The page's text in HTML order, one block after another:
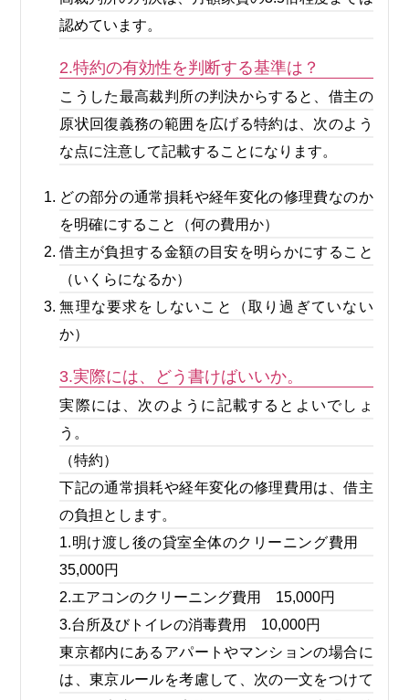
認めています。
2.特約の有効性を判断する基準は？
こうした最高裁判所の判決からすると、借主の
原状回復義務の範囲を広げる特約は、次のよう
な点に注意して記載することになります。
どの部分の通常損耗や経年変化の修理費なのか
を明確にすること（何の費用か）
借主が負担する金額の目安を明らかにすること
（いくらになるか）
無理な要求をしないこと（取り過ぎていない
か）
3.実際には、どう書けばいいか。
実際には、次のように記載するとよいでしょ
う。
（特約）
下記の通常損耗や経年変化の修理費用は、借主
の負担とします。
1.明け渡し後の貸室全体のクリーニング費用
35,000円
2.エアコンのクリーニング費用 15,000円
3.台所及びトイレの消毒費用 10,000円
東京都内にあるアパートやマンションの場合に
は、東京ルールを考慮して、次の一文をつけて